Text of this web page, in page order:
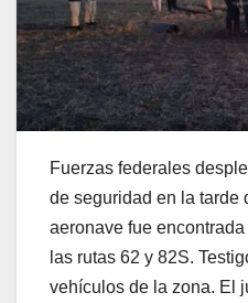
Fuerzas federales
de seguridad en la tarde
aeronave fue
las rutas 62 y 82S.
vehículos de la zona. El